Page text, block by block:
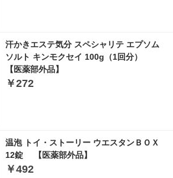
汗かきエステ気分 スペシャリテ エプソム
ソルト キンモクセイ 100g（1回分）
【医薬部外品】
￥272
温泡 トイ・ストーリー ウエスタンＢＯＸ
12錠 【医薬部外品】
￥492